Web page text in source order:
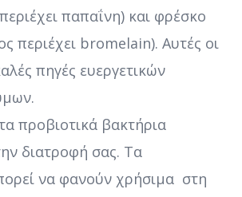
παπαΐνη) και φρέσκο
περιέχει bromelain). Αυτές οι
πηγές ευεργετικών
προβιοτικά βακτήρια
διατροφή σας. Τα
να φανούν χρήσιμα στη